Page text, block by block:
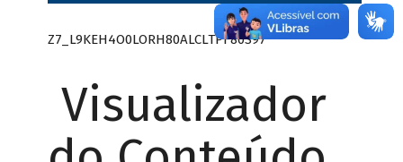
Z7_L9KEH4O0LORH80ALCLTPF80S97
Visualizador